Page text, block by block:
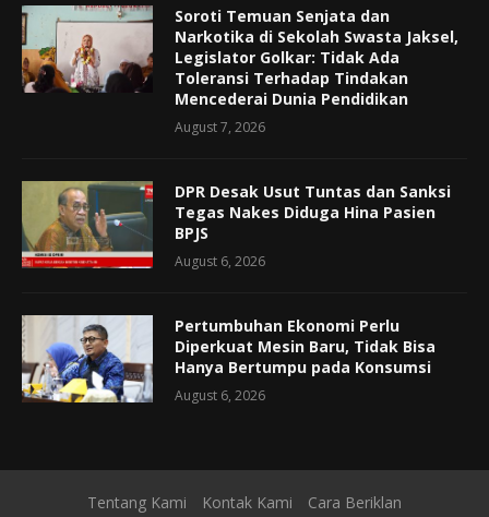
Soroti Temuan Senjata dan
Narkotika di Sekolah Swasta Jaksel,
Legislator Golkar: Tidak Ada
Toleransi Terhadap Tindakan
Mencederai Dunia Pendidikan
August 7, 2026
DPR Desak Usut Tuntas dan Sanksi
Tegas Nakes Diduga Hina Pasien
BPJS
August 6, 2026
Pertumbuhan Ekonomi Perlu
Diperkuat Mesin Baru, Tidak Bisa
Hanya Bertumpu pada Konsumsi
August 6, 2026
Tentang Kami Kontak Kami Cara Beriklan